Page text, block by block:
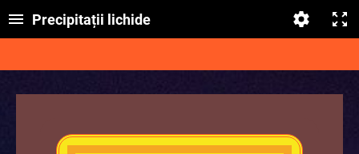
Precipitații lichide